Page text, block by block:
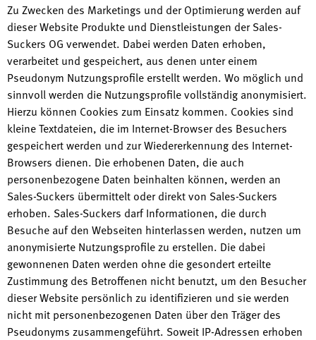
Zu Zwecken des Marketings und der Optimierung werden auf
dieser Website Produkte und Dienstleistungen der Sales-
Suckers OG verwendet. Dabei werden Daten erhoben,
verarbeitet und gespeichert, aus denen unter einem
Pseudonym Nutzungsprofile erstellt werden. Wo möglich und
sinnvoll werden die Nutzungsprofile vollständig anonymisiert.
Hierzu können Cookies zum Einsatz kommen. Cookies sind
kleine Textdateien, die im Internet-Browser des Besuchers
gespeichert werden und zur Wiedererkennung des Internet-
Browsers dienen. Die erhobenen Daten, die auch
personenbezogene Daten beinhalten können, werden an
Sales-Suckers übermittelt oder direkt von Sales-Suckers
erhoben. Sales-Suckers darf Informationen, die durch
Besuche auf den Webseiten hinterlassen werden, nutzen um
anonymisierte Nutzungsprofile zu erstellen. Die dabei
gewonnenen Daten werden ohne die gesondert erteilte
Zustimmung des Betroffenen nicht benutzt, um den Besucher
dieser Website persönlich zu identifizieren und sie werden
nicht mit personenbezogenen Daten über den Träger des
Pseudonyms zusammengeführt. Soweit IP-Adressen erhoben